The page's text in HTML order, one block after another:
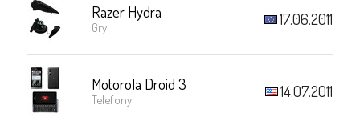
Razer Hydra
Gry 17.06.2011
Motorola Droid 3
Telefony 14.07.2011